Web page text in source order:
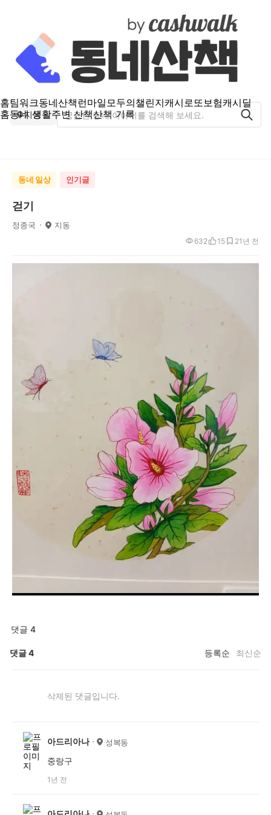
홈팀워크동네산책런마일모두의챌린지캐시로또보험캐시딜
홈동네 생활주변 산책산책 기록
지동
동네 일상 인기글
걷기
정종국 지동
1년 전
632 15 2
댓글 4
댓글4 등록순 최신순
삭제된 댓글입니다.
아드리아나 성복동
중랑구
1년 전